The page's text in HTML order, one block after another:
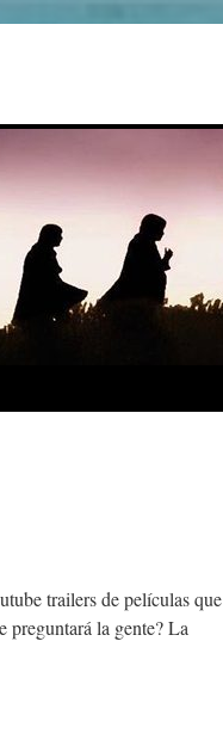
trailers de películas que
preguntará la gente? La